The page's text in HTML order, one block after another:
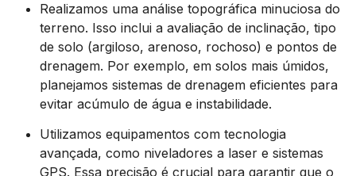
Realizamos uma análise topográfica minuciosa do
terreno. Isso inclui a avaliação de inclinação, tipo
de solo (argiloso, arenoso, rochoso) e pontos de
drenagem. Por exemplo, em solos mais úmidos,
planejamos sistemas de drenagem eficientes para
evitar acúmulo de água e instabilidade.
Utilizamos equipamentos com tecnologia
avançada, como niveladores a laser e sistemas
GPS. Essa precisão é crucial para garantir que o